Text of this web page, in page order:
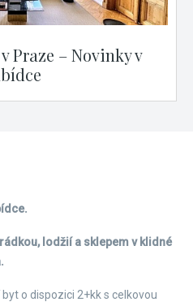
Praze – Novinky v
lodžií a sklepem v klidné
o dispozici 2+kk s celkovou